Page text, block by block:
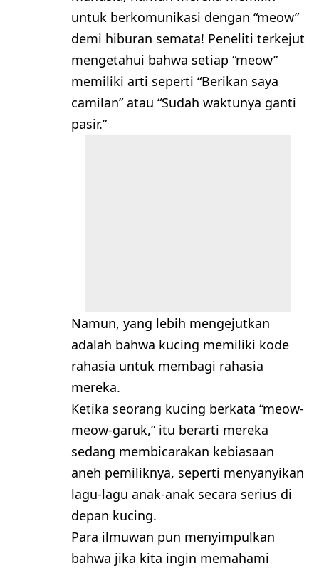
untuk berkomunikasi dengan “meow”
demi hiburan semata! Peneliti terkejut
mengetahui bahwa setiap “meow”
memiliki arti seperti “Berikan saya
camilan” atau “Sudah waktunya ganti
pasir.”
Namun, yang lebih mengejutkan
adalah bahwa kucing memiliki kode
rahasia untuk membagi rahasia
mereka.
Ketika seorang kucing berkata “meow-
meow-garuk,” itu berarti mereka
sedang membicarakan kebiasaan
aneh pemiliknya, seperti menyanyikan
lagu-lagu anak-anak secara serius di
depan kucing.
Para ilmuwan pun menyimpulkan
bahwa jika kita ingin memahami